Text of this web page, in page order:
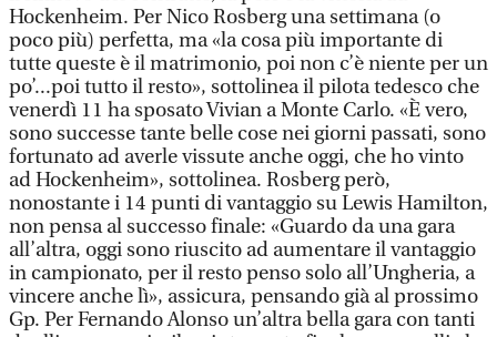
Hockenheim. Per Nico Rosberg una settimana (o
poco più) perfetta, ma «la cosa più importante di
tutte queste è il matrimonio, poi non c’è niente per un
po’...poi tutto il resto», sottolinea il pilota tedesco che
venerdì 11 ha sposato Vivian a Monte Carlo. «È vero,
sono successe tante belle cose nei giorni passati, sono
fortunato ad averle vissute anche oggi, che ho vinto
ad Hockenheim», sottolinea. Rosberg però,
nonostante i 14 punti di vantaggio su Lewis Hamilton,
non pensa al successo finale: «Guardo da una gara
all’altra, oggi sono riuscito ad aumentare il vantaggio
in campionato, per il resto penso solo all’Ungheria, a
vincere anche lì», assicura, pensando già al prossimo
Gp. Per Fernando Alonso un’altra bella gara con tanti